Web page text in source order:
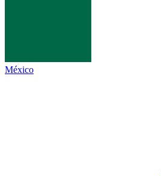
México